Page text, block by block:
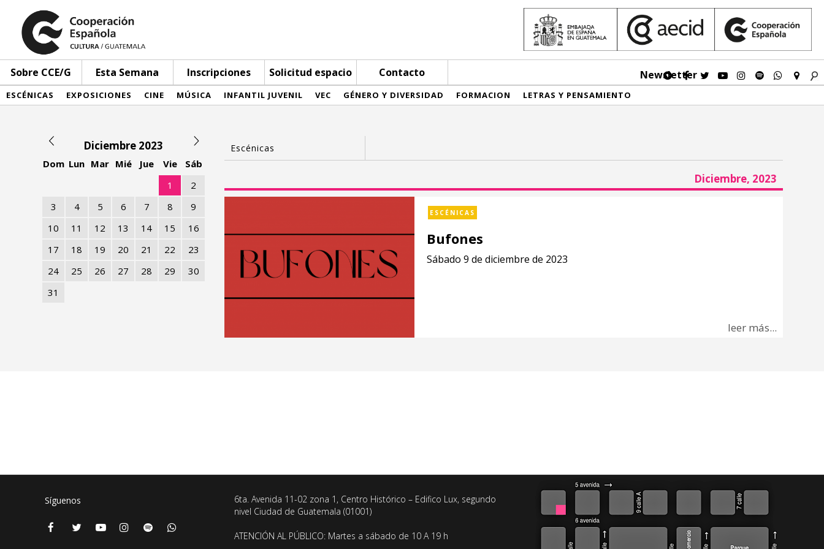
Sobre CCE/G Esta Semana Inscripciones Solicitud espacio Contacto Newsletter
ESCÉNICAS EXPOSICIONES CINE MÚSICA INFANTIL JUVENIL VEC GÉNERO Y DIVERSIDAD FORMACION LETRAS Y PENSAMIENTO
Diciembre 2023
Dom Lun Mar Mié Jue Vie
Sáb
1
2
3
4 5 6 7 8
9
10
11 12 13 14 15
16
17
18 19 20 21 22
23
24
25 26 27 28 29
30
31
Diciembre, 2023
ESCÉNICAS
Bufones
Sábado 9 de diciembre de 2023
leer más...
Síguenos
6ta. Avenida 11-02 zona 1, Centro Histórico – Edifico Lux, segundo
nivel Ciudad de Guatemala (01001)
ATENCIÓN AL PÚBLICO: Martes a sábado de 10 A 19 h